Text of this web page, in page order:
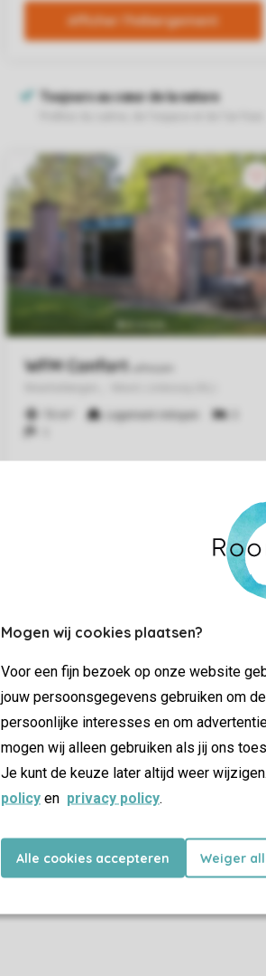
Mogen wij cookies plaatsen?
Voor een fijn bezoek op onze website
jouw persoonsgegevens gebruiken om
persoonlijke interesses en om
mogen wij alleen gebruiken als jij ons
Je kunt de keuze later altijd weer
policy en privacy policy.
Alle cookies accepteren Weiger